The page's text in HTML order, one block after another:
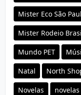
Mister Eco São
Mister Rodeio
Mundo PET
Natal North
Novelas novelas